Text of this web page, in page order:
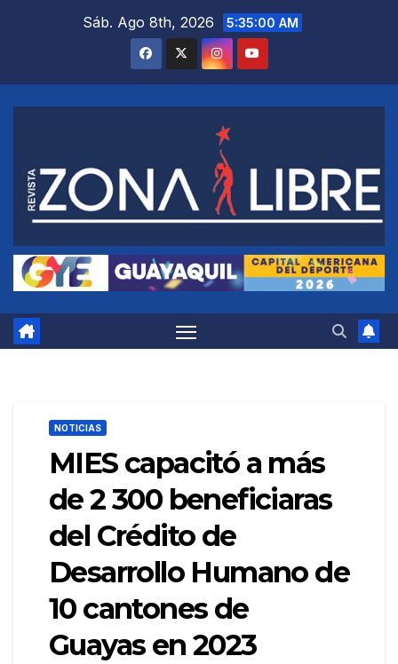
Sáb. Ago 8th, 2026 5:35:01 AM
NOTICIAS
MIES capacitó a más
de 2 300 beneficiaras
del Crédito de
Desarrollo Humano de
10 cantones de
Guayas en 2023